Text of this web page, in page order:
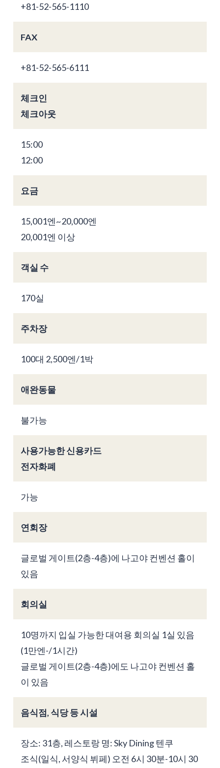
+81-52-565-1110
FAX
+81-52-565-6111
체크인
체크아웃
15:00
12:00
요금
15,001엔~20,000엔
20,001엔 이상
객실 수
170실
주차장
100대 2,500엔/1박
애완동물
불가능
사용가능한 신용카드
전자화폐
가능
연회장
글로벌 게이트(2층-4층)에 나고야 컨벤션 홀이
있음
회의실
10명까지 입실 가능한 대여용 회의실 1실 있음
(1만엔-/1시간)
글로벌 게이트(2층-4층)에도 나고야 컨벤션 홀
이 있음
음식점, 식당 등 시설
장소: 31층, 레스토랑 명: Sky Dining 텐쿠
조식(일식, 서양식 뷔페) 오전 6시 30분-10시 30